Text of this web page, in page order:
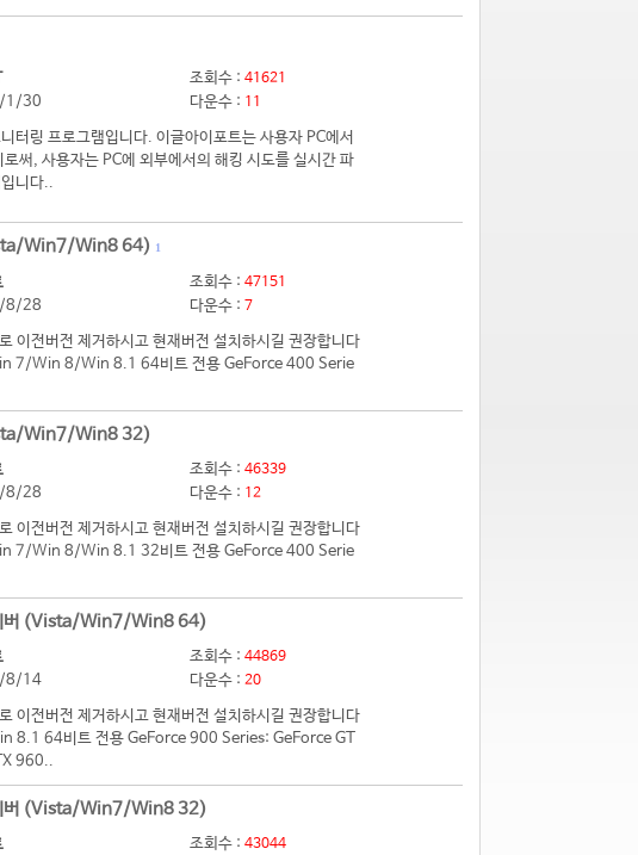
1/30
조회수 : 41621
다운수 : 11
터링 프로그램입니다. 이글아이포트는 사용자 PC에서
써, 사용자는 PC에 외부에서의 해킹 시도를 실시간 파
니다..
Win7/Win8 64) 1
8/28
조회수 : 47151
다운수 : 7
전버전 제거하시고 현재버전 설치하시길 권장합니다
7/Win 8/Win 8.1 64비트 전용 GeForce 400 Serie
Win7/Win8 32)
8/28
조회수 : 46339
다운수 : 12
전버전 제거하시고 현재버전 설치하시길 권장합니다
7/Win 8/Win 8.1 32비트 전용 GeForce 400 Serie
버 (Vista/Win7/Win8 64)
8/14
조회수 : 44869
다운수 : 20
전버전 제거하시고 현재버전 설치하시길 권장합니다
8.1 64비트 전용 GeForce 900 Series: GeForce GT
960..
버 (Vista/Win7/Win8 32)
조회수 : 43044